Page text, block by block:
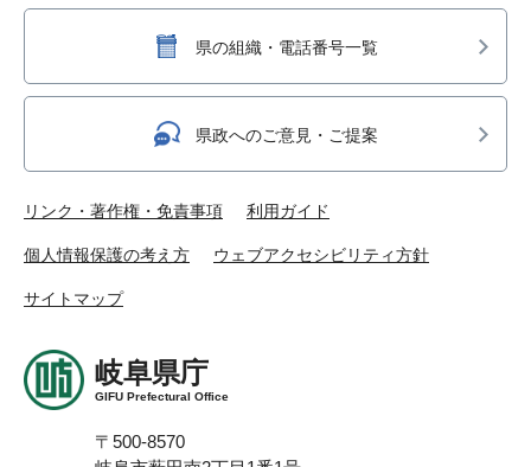
県の組織・電話番号一覧
県政へのご意見・ご提案
リンク・著作権・免責事項 利用ガイド
個人情報保護の考え方 ウェブアクセシビリティ方針
サイトマップ
岐阜県庁
GIFU Prefectural Office
〒500-8570